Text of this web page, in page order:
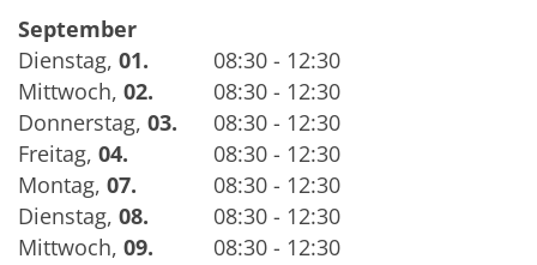
September
Dienstag, 01.
08:30 - 12:30
Mittwoch, 02.
08:30 - 12:30
Donnerstag, 03.
08:30 - 12:30
Freitag, 04.
08:30 - 12:30
Montag, 07.
08:30 - 12:30
Dienstag, 08.
08:30 - 12:30
Mittwoch, 09.
08:30 - 12:30